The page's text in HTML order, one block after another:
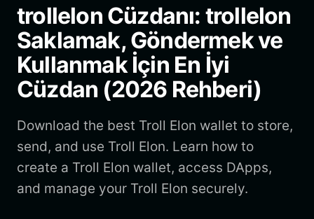
Bahasa Indonesia
ภาษาไทย
हिन्दी
Español
Português (Brasil)
trollelon Cüzdanı: trollelon
Saklamak, Göndermek ve
Kullanmak İçin En İyi
Cüzdan (2026 Rehberi)
Download the best Troll Elon wallet to store,
send, and use Troll Elon. Learn how to
create a Troll Elon wallet, access DApps,
and manage your Troll Elon securely.